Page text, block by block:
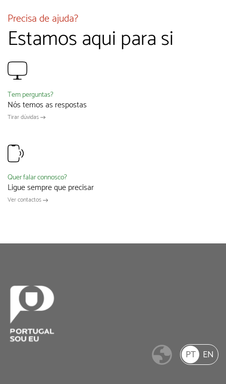
Precisa de ajuda?
Estamos aqui para si
Tem perguntas?
Nós temos as respostas
Tirar dúvidas
Quer falar connosco?
Ligue sempre que precisar
Ver contactos
PT EN